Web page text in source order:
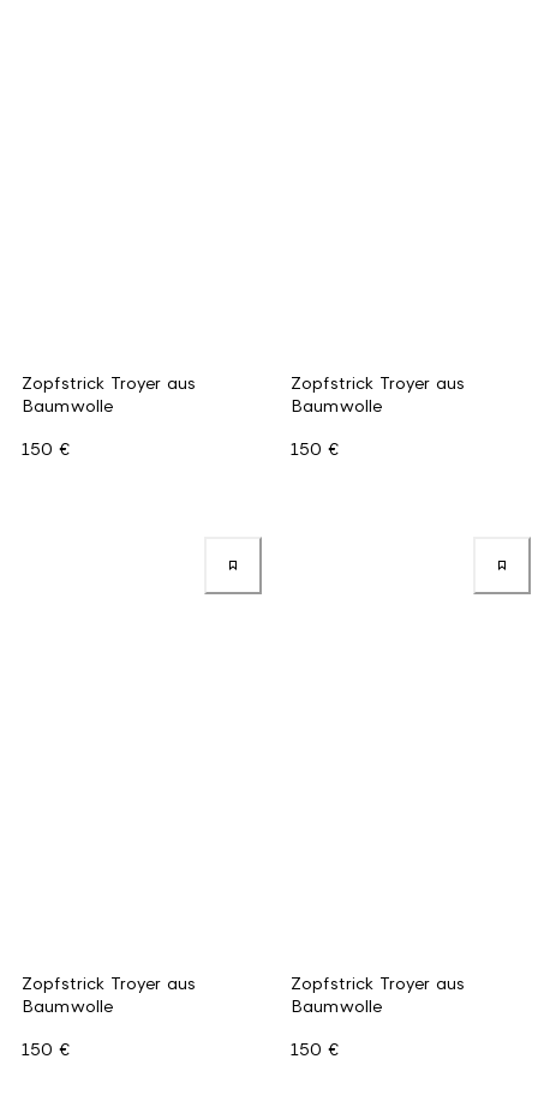
Zopfstrick Troyer aus
Baumwolle
150 €
Zopfstrick Troyer aus
Baumwolle
150 €
Zopfstrick Troyer aus
Baumwolle
150 €
Zopfstrick Troyer aus
Baumwolle
150 €